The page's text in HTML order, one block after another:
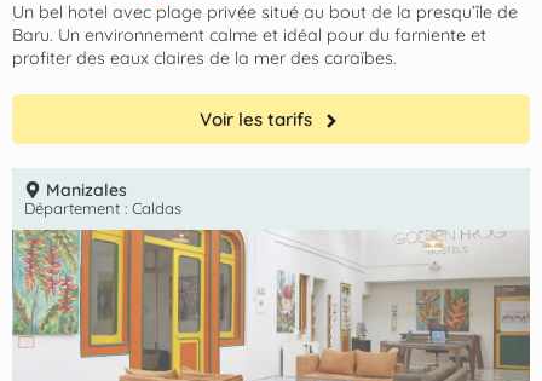
Un bel hotel avec plage privée situé au bout de la presqu’île de
Baru. Un environnement calme et idéal pour du farniente et
profiter des eaux claires de la mer des caraïbes.
Voir les tarifs
Manizales
Département : Caldas